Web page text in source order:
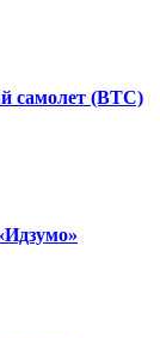
самолет (BTC)